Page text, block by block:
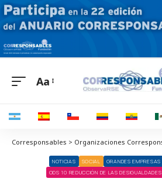
Aa
NOTICIAS SOCIAL GRANDES EMPRESAS
ODS 10 REDUCCIÓN DE LAS DESIGUALDADES